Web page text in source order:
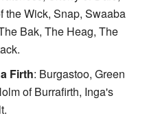
the Wick, Snap, Swaaba
Bak, The Heag, The
Firth: Burgastoo, Green
of Burrafirth, Inga's